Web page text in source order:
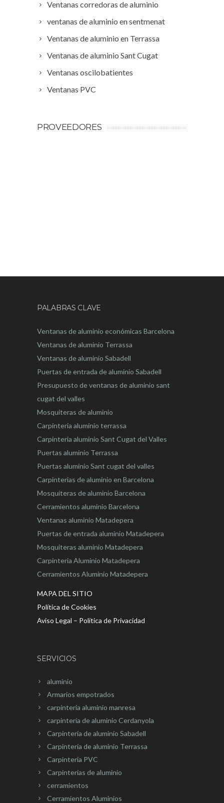
Ventanas corredoras de aluminio
ventanas de aluminio en sentmenat
Ventanas de aluminio en Terrassa
Ventanas de aluminio Sant Cugat
Ventanas oscilobatientes
Ventanas PVC
PROVEEDORES
PALABRAS CLAVE
Ventanas de aluminio económicas Barcelona
Ventanas de aluminio Terrassa
Ventanas de aluminio Sabadell
Puertas de entrada de aluminio Sabadell
Presupuesto de ventanas de aluminio sant
cugat del valles
Mosquiteras de aluminio
Carpinteria aluminio terrassa
Carpinteria aluminio Sant Cugat del Valles
Puertas aluminio Terrassa
Puertas aluminio Sant cugat del valles
Carpinterias de aluminio en Barcelona
Mosquiteras de aluminio Barcelona
Cerramientos aluminio Barcelona
Ventanas aluminio Matadepera
Puertas de entrada aluminio Matadepera
Mosquiteras aluminio Matadepera
Carpinteria Aluminio Matadepera
Cerramientos Aluminio Matadepera
MAPA DEL SITIO
Política de Cookies
Aviso Legal – Política de Privacidad
SERVICIOS
aluminio
Armarios empotrados
carpínteria aluminio manresa
carpintería de aluminio Cerdanyola
Carpintería de aluminio Sabadell
Carpintería de aluminio Terrassa
Carpinteria PVC
Carpinterias de aluminio
cerramientos
Cerramientos Aluminios